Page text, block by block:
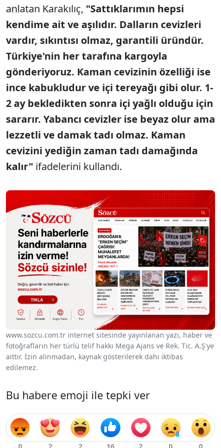
anlatan Karakılıç, "Sattıklarımın hepsi
kendime ait ve aşılıdır. Dalların cevizleri
vardır, sıkıntısı olmaz, garantili üründür.
Türkiye'nin her tarafına kargoyla
gönderiyoruz. Kaman cevizinin özelliği ise
ince kabukludur ve içi tereyağı gibi olur. 1-
2 ay bekledikten sonra içi yağlı olduğu için
sararır. Yabancı cevizler ise beyaz olur ama
lezzetli ve damak tadı olmaz. Kaman
cevizini yediğin zaman tadı damağında
kalır" ifadelerini kullandı.
www.sozcu.com.tr internet sitesinde yayınlanan yazı, haber ve
fotoğrafların her türlü telif hakkı Mega Ajans ve Rek. Tic. A.Ş'ye
aittir. İzin alınmadan, kaynak gösterilerek dahi iktibas
edilemez.
Bu habere emoji ile tepki ver